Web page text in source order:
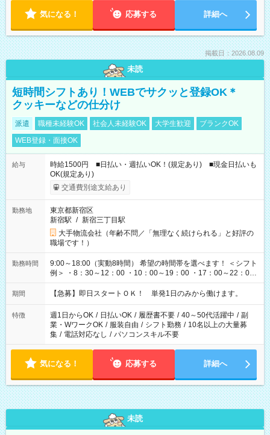
気になる！ 応募する 詳細へ
掲載日：2026.08.09
未読
短時間シフトあり！WEBでサクッと登録OK＊
クッキーなどの仕分け
派遣 職種未経験OK 社会人未経験OK 大学生歓迎
ブランクOK
WEB登録・面接OK
給与
時給1500円 ■日払い・週払いOK！(規定あり) ■現金日払いも
OK(規定あり)
交通費別途支給あり
勤務地
東京都新宿区
新宿駅 / 新宿三丁目駅
大手物流会社（年齢不問／「無理なく続けられる」と好評の
職場です！）
勤務時間
9:00～18:00（実動8時間） 希望の時間帯を選べます！ ＜シフト
例＞ ・8：30～12：00 ・10：00～19：00 ・17：00～22：00
・13：00～22：00 ・22：00～翌6：00 など
期間 【急募】即日スタートＯＫ！ 単発1日のみから働けます。
特徴 週1日からOK / 日払いOK / 履歴書不要 / 40～50代活躍中 / 副
業・WワークOK / 服装自由 / シフト勤務 / 10名以上の大量募
集 / 電話対応なし / パソコンスキル不要
気になる！ 応募する 詳細へ
未読